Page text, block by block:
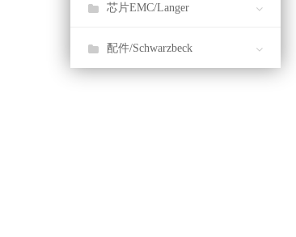
射频功率放大器
音频功率放大器
电磁兼容测试产品
芯片EMC/Langer
抗干扰开发系统 & 干扰放射开发系
配件/Schwarzbeck